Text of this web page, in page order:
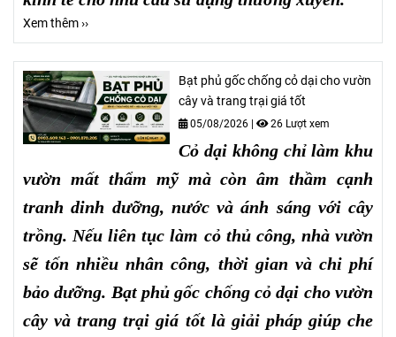
Xem thêm ››
Bạt phủ gốc chống cỏ dại cho vườn
cây và trang trại giá tốt
05/08/2026 | 26 Lượt xem
Cỏ dại không chỉ làm khu
vườn mất thẩm mỹ mà còn âm thầm cạnh
tranh dinh dưỡng, nước và ánh sáng với cây
trồng. Nếu liên tục làm cỏ thủ công, nhà vườn
sẽ tốn nhiều nhân công, thời gian và chi phí
bảo dưỡng. Bạt phủ gốc chống cỏ dại cho vườn
cây và trang trại giá tốt là giải pháp giúp che